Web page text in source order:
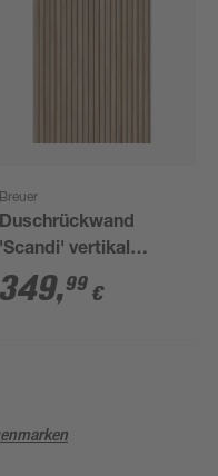
Breuer
Duschrückwand
'Scandi' vertikal
Holzoptik 100 x 210
cm
349,99 €